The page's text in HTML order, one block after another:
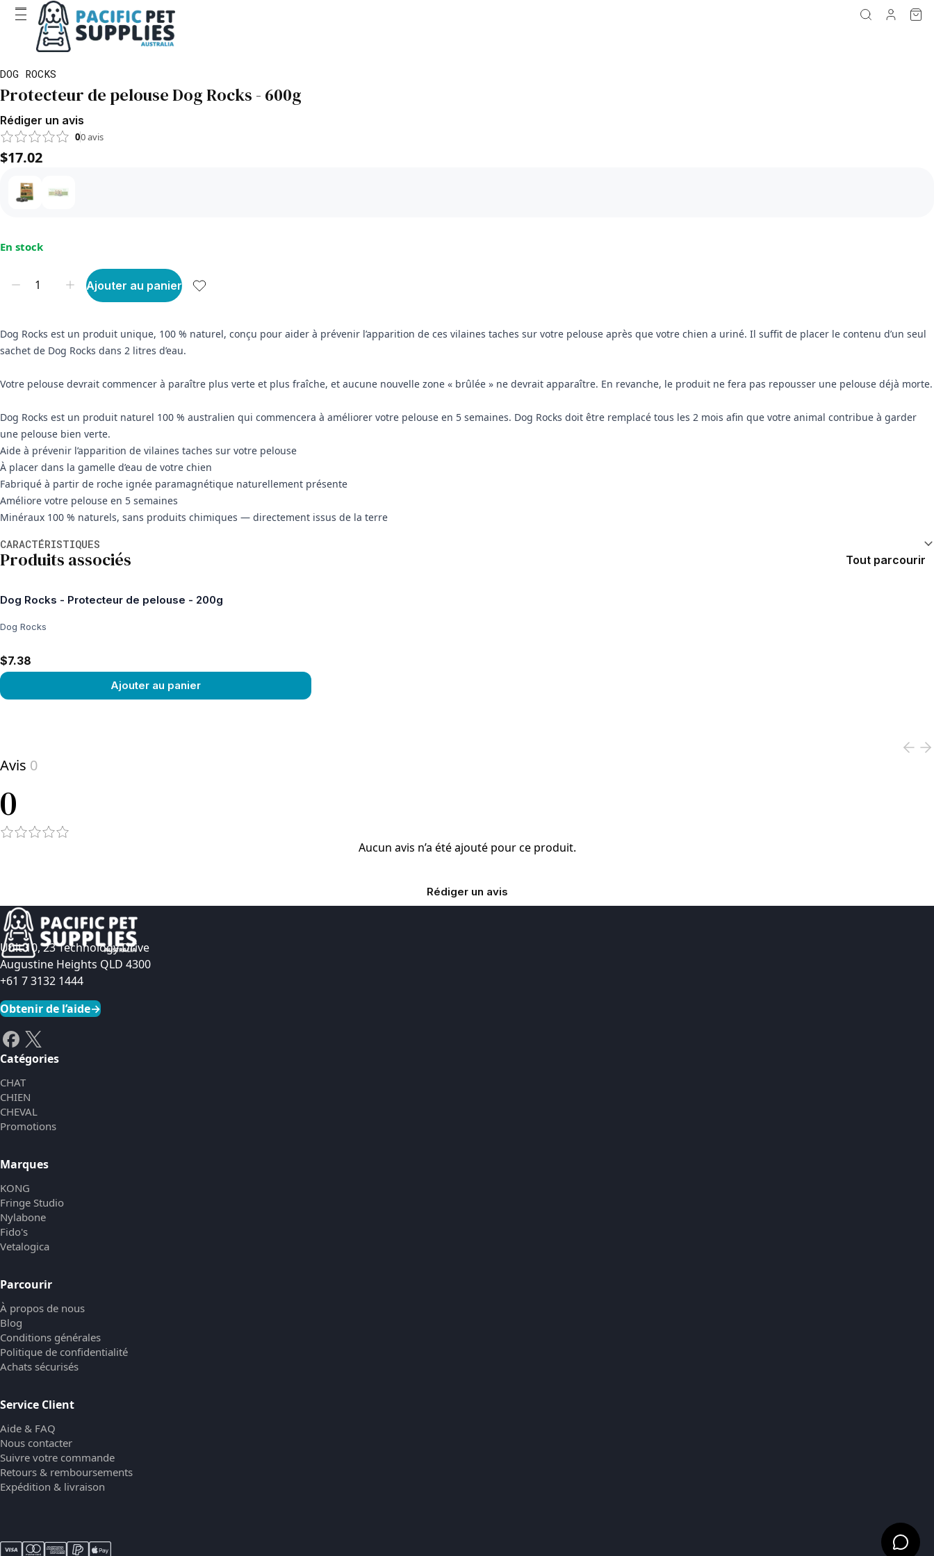
DOG ROCKS
Protecteur de pelouse Dog Rocks - 600g
Rédiger un avis
00avis
$17.02
En stock
Ajouter au panier
Dog Rocks est un produit unique, 100 % naturel, conçu pour aider à prévenir l’apparition de ces vilaines taches sur votre pelouse après que votre chien a uriné. Il suffit de placer le contenu d’un seul
sachet de Dog Rocks dans 2 litres d’eau.
Votre pelouse devrait commencer à paraître plus verte et plus fraîche, et aucune nouvelle zone « brûlée » ne devrait apparaître. En revanche, le produit ne fera pas repousser une pelouse déjà morte.
Dog Rocks est un produit naturel 100 % australien qui commencera à améliorer votre pelouse en 5 semaines. Dog Rocks doit être remplacé tous les 2 mois afin que votre animal contribue à garder
une pelouse bien verte.
Aide à prévenir l’apparition de vilaines taches sur votre pelouse
À placer dans la gamelle d’eau de votre chien
Fabriqué à partir de roche ignée paramagnétique naturellement présente
Améliore votre pelouse en 5 semaines
Minéraux 100 % naturels, sans produits chimiques — directement issus de la terre
CARACTÉRISTIQUES
Produits associés Tout parcourir
Dog Rocks - Protecteur de pelouse - 200g
Dog Rocks
$7.38
Ajouter au panier
Avis 0
0
Aucun avis n’a été ajouté pour ce produit.
Rédiger un avis
Unit 10, 23 Technology Drive
Augustine Heights QLD 4300
+61 7 3132 1444
Obtenir de l’aide→
Catégories
CHAT
CHIEN
CHEVAL
Promotions
Marques
KONG
Fringe Studio
Nylabone
Fido's
Vetalogica
Parcourir
À propos de nous
Blog
Conditions générales
Politique de confidentialité
Achats sécurisés
Service Client
Aide & FAQ
Nous contacter
Suivre votre commande
Retours & remboursements
Expédition & livraison